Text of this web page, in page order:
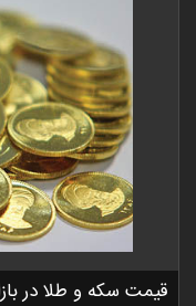
قیمت سکه و طلا در